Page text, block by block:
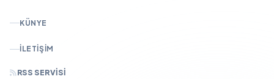
KÜNYE
İLETIŞIM
RSS SERVISI